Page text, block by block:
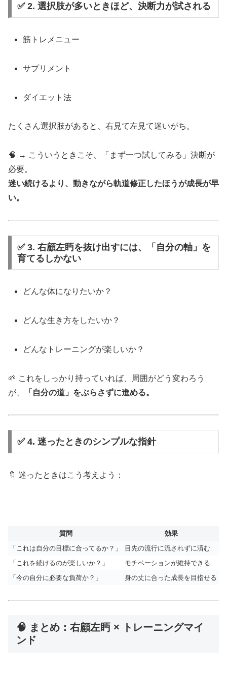
✅ 2. 選択肢が多いときほど、決断力が試される
筋トレメニュー
サプリメント
ダイエット法
たくさん選択肢があると、右見て左見て迷いがち。
🧠 → こういうときこそ、「まず一つ試してみる」決断が
必要。
迷い続けるより、動きながら軌道修正したほうが成長が早
い。
✅ 3. 右顧左眄を抜け出すには、「自分の軸」を
育てるしかない
どんな体になりたいか？
どんな生き方をしたいか？
どんなトレーニングが楽しいか？
🌱 これをしっかり持っていれば、周囲がどう変わろう
が、
「自分の道」をぶらさずに進める。
✅ 4. 迷ったときのシンプルな指針
🔖 迷ったときはこう考えよう：
質問
効果
「これは自分の目標に合ってるか？」
目先の流行に流されずに済む
「これを続けるのが楽しいか？」
モチベーションが維持できる
「今の自分に必要な負荷か？」
身の丈に合った成長を目指せる
🧠 まとめ：右顧左眄 × トレーニングマイ
ンド